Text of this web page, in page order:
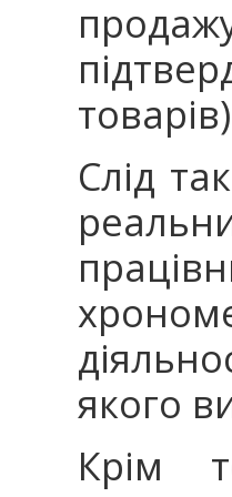
Слід
якого
Крім